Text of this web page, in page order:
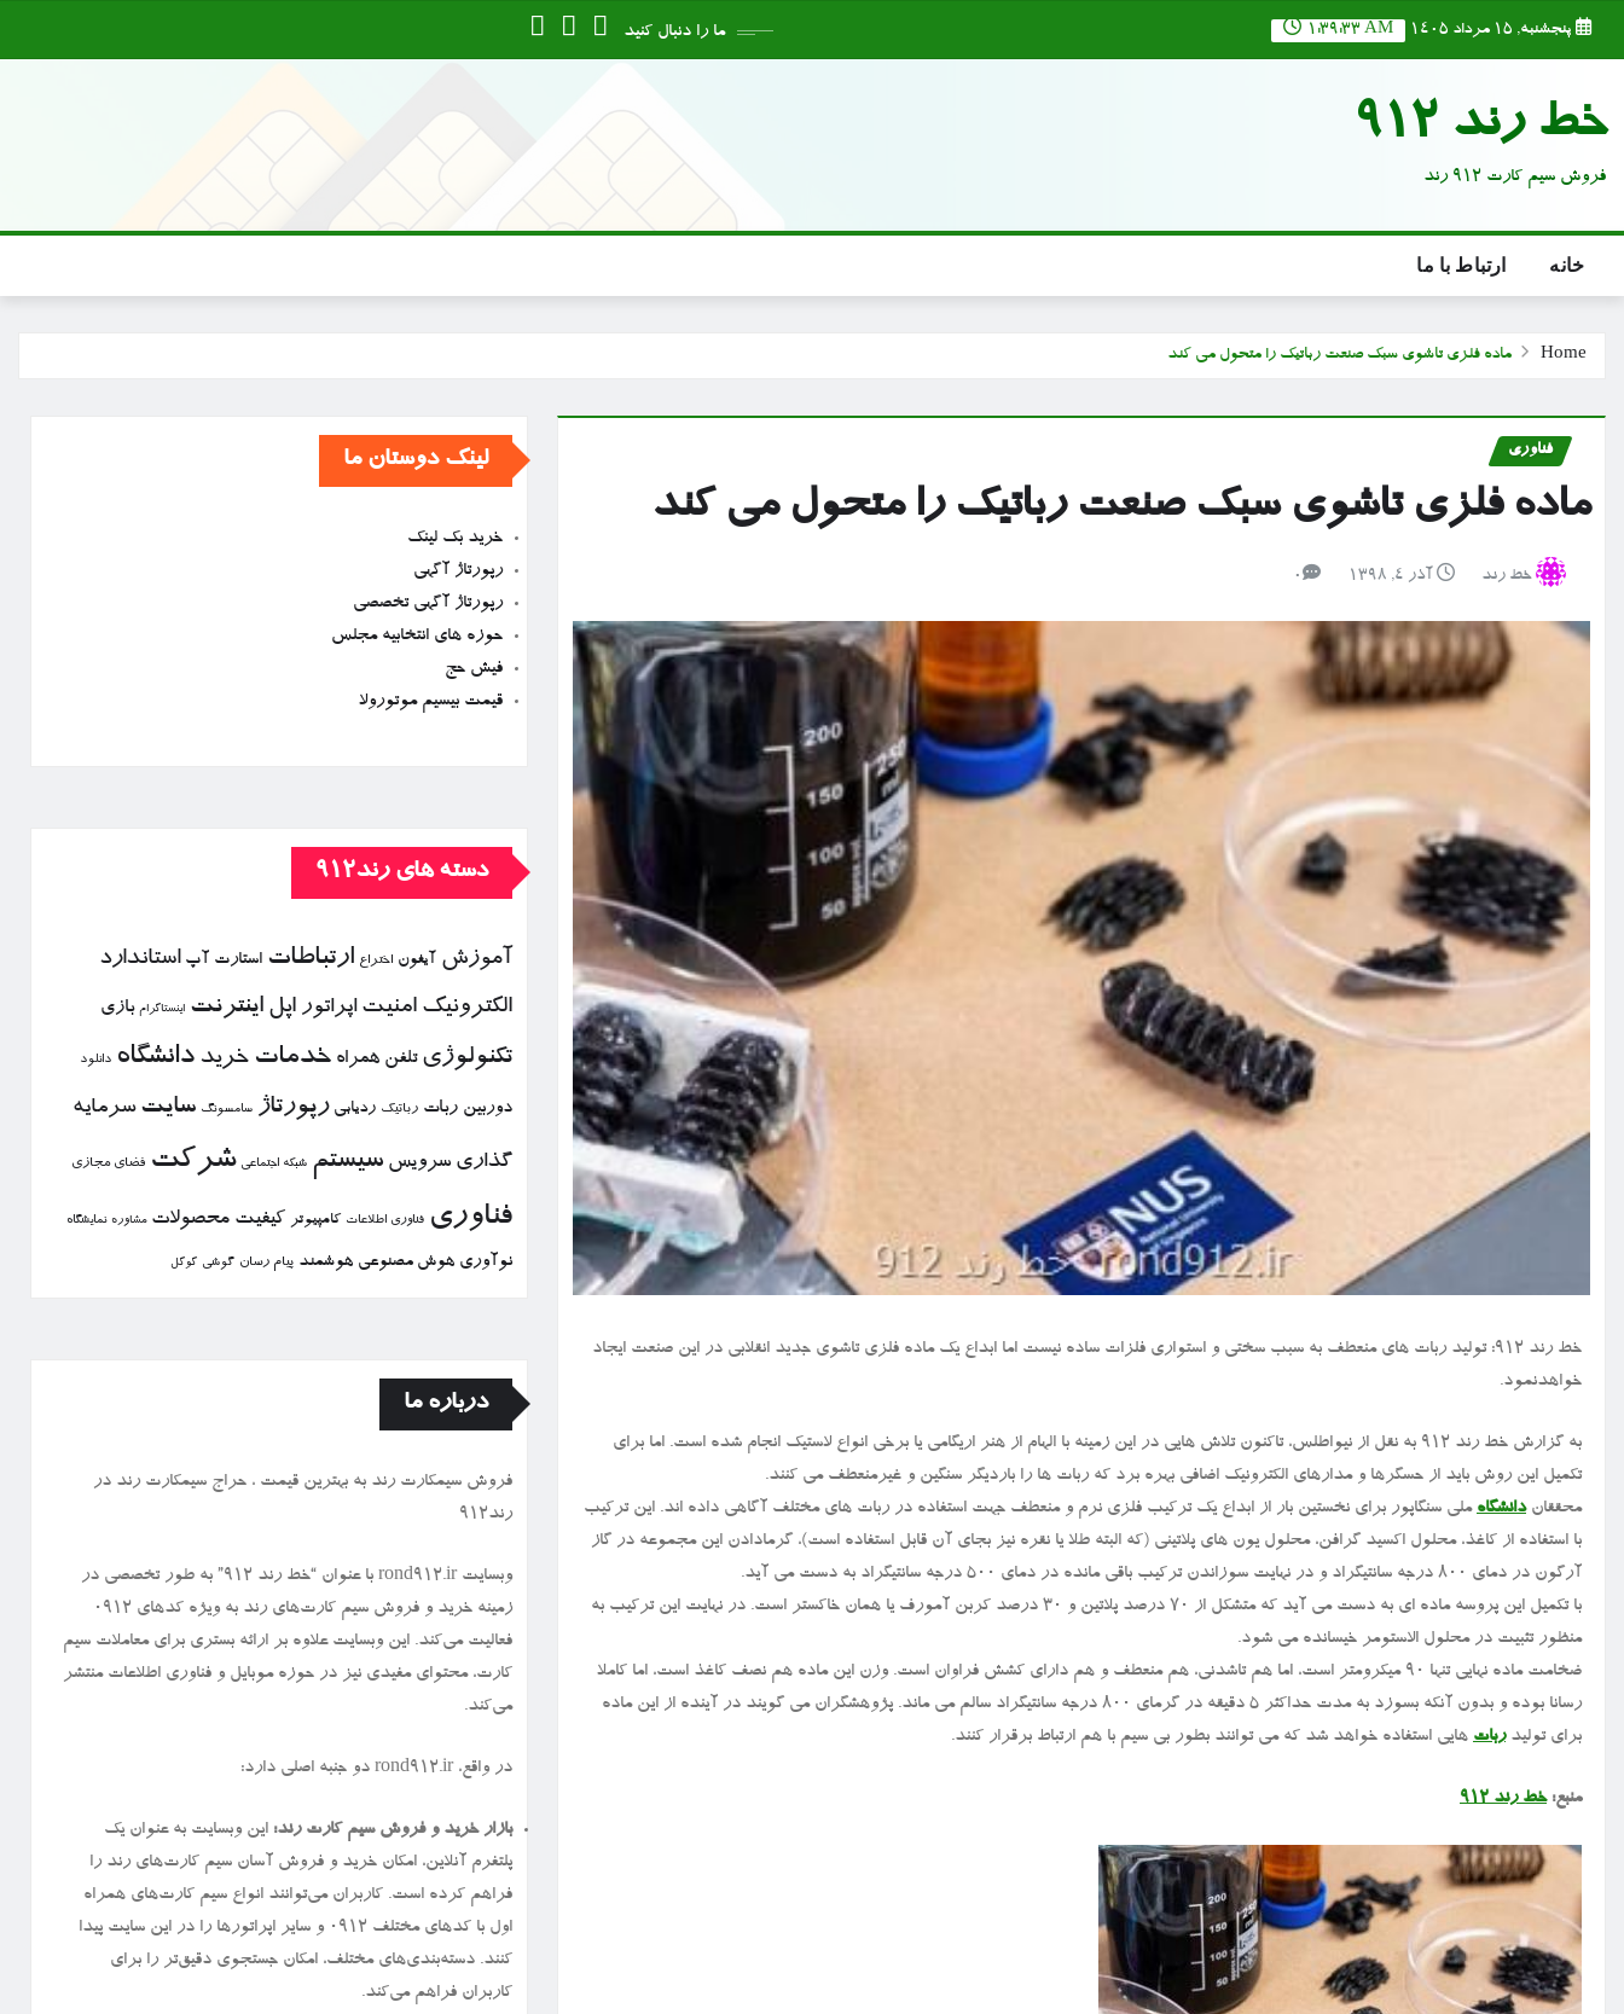
پنجشنبه, ۱۵ مرداد ۱۴۰۵ 1:39:34 AM ما را دنبال کنید
خط رند 912
فروش سیم کارت 912 رند
خانه ارتباط با ما
Home ماده فلزی تاشوی سبک صنعت رباتیک را متحول می کند
فناوری
ماده فلزی تاشوی سبک صنعت رباتیک را متحول می کند
خط رند آذر ۴, ۱۳۹۸ 0
خط رند ۹۱۲: تولید ربات های منعطف به سبب سختی و استواری فلزات ساده نیست اما ابداع یک ماده فلزی تاشوی جدید انقلابی در این صنعت ایجاد
خواهدنمود.
به گزارش خط رند ۹۱۲ به نقل از نیواطلس، تاکنون تلاش هایی در این زمینه با الهام از هنر اریگامی یا برخی انواع لاستیک انجام شده است. اما برای
تکمیل این روش باید از حسگرها و مدارهای الکترونیک اضافی بهره برد که ربات ها را باردیگر سنگین و غیرمنعطف می کنند.
محققاندانشگاهملی سنگاپور برای نخستین بار از ابداع یک ترکیب فلزی نرم و منعطف جهت استفاده در ربات های مختلف آگاهی داده اند. این ترکیب
با استفاده از کاغذ، محلول اکسید گرافن، محلول یون های پلاتینی (که البته طلا یا نقره نیز بجای آن قابل استفاده است)، گرمادادن این مجموعه در گاز
آرگون در دمای ۸۰۰ درجه سانتیگراد و در نهایت سوزاندن ترکیب باقی مانده در دمای ۵۰۰ درجه سانتیگراد به دست می آید.
با تکمیل این پروسه ماده ای به دست می آید که متشکل از ۷۰ درصد پلاتین و ۳۰ درصد کربن آمورف یا همان خاکستر است. در نهایت این ترکیب به
منظور تثبیت در محلول الاستومر خیسانده می شود.
ضخامت ماده نهایی تنها ۹۰ میکرومتر است، اما هم تاشدنی، هم منعطف و هم دارای کشش فراوان است. وزن این ماده هم نصف کاغذ است، اما کاملا
رسانا بوده و بدون آنکه بسوزد به مدت حداکثر ۵ دقیقه در گرمای ۸۰۰ درجه سانتیگراد سالم می ماند. پژوهشگران می گویند در آینده از این ماده
برای تولیدربات هایی استفاده خواهد شد که می توانند بطور بی سیم با هم ارتباط برقرار کنند.
منبع:خط رند ۹۱۲
لینک دوستان ما
خرید بک لینک
رپورتاژ آگهی
رپورتاژ آگهی تخصصی
حوزه های انتخابیه مجلس
فیش حج
قیمت بیسیم موتورولا
دسته های رند912
آموزش آیفون اختراع ارتباطات استارت آپ استاندارد
الكترونیك امنیت اپراتور اپل اینترنت اینستاگرام بازی
تكنولوژی تلفن همراه خدمات خرید دانشگاه دانلود
دوربین ربات رباتیك ردیابی رپورتاژ سامسونگ سایت سرمایه
گذاری سرویس سیستم شبكه اجتماعی شركت فضای مجازی
فناوری فناوری اطلاعات كامپیوتر كیفیت محصولات مشاوره نمایشگاه
نوآوری هوش مصنوعی هوشمند پیام رسان گوشی گوگل
درباره ما
فروش سیمكارت رند به بهترین قیمت ، حراج سیمكارت رند در
رند912
وبسایت rond912.ir با عنوان “خط رند ۹۱۲” به طور تخصصی در
زمینه خرید و فروش سیم کارت‌های رند به ویژه کدهای ۰۹۱۲
فعالیت می‌کند. این وبسایت علاوه بر ارائه بستری برای معاملات سیم
کارت، محتوای مفیدی نیز در حوزه موبایل و فناوری اطلاعات منتشر
می‌کند.
در واقع، rond912.ir دو جنبه اصلی دارد:
بازار خرید و فروش سیم کارت رند: این وبسایت به عنوان یک
پلتفرم آنلاین، امکان خرید و فروش آسان سیم کارت‌های رند را
فراهم کرده است. کاربران می‌توانند انواع سیم کارت‌های همراه
اول با کدهای مختلف ۰۹۱۲ و سایر اپراتورها را در این سایت پیدا
کنند. دسته‌بندی‌های مختلف، امکان جستجوی دقیق‌تر را برای
کاربران فراهم می‌کند.